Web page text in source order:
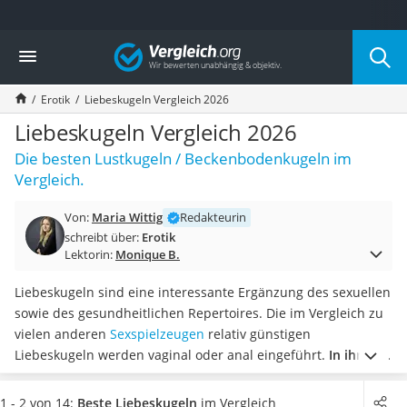
Die beliebtesten Vergleiche nach Kategorie
Drogerie
Inhalator
Haarschneider
Rollator
Braun Rasierer
Katzenklappe (Chip)
Rasierer
Massagepistole
Epilierer
Eiweißpulver
Magnesiumpräparat
Katzenklappe
Nackenmassagegerät
Zeckenschutz Katze
leichter Haartrockner
Vergleich
Erotik Liebeskugeln Vergleich 2026
Liebeskugeln Vergleich 2026
Die besten Lustkugeln / Beckenbodenkugeln im
Vergleich.
Von: Maria Wittig
Redakteurin
schreibt über: Erotik
Lektorin: Monique B.
Liebeskugeln sind eine interessante Ergänzung des sexuellen
sowie des gesundheitlichen Repertoires. Die im Vergleich zu
vielen anderen Sexspielzeugen relativ günstigen
Liebeskugeln werden vaginal oder anal eingeführt. In ihrem
Hohlraum befindet sich eine weitere Kugel, die bei
Bewegung für sanfte Vibrationen und eine besondere
1 - 2 von 14: Beste Liebeskugeln im Vergleich